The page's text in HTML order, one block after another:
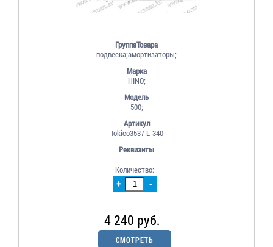
ГруппаТовара
подвеска;амортизаторы;
Марка
HINO;
Модель
500;
Артикул
Tokico3537 L-340
Реквизиты
+ -
Количество:
4 240 руб.
СМОТРЕТЬ